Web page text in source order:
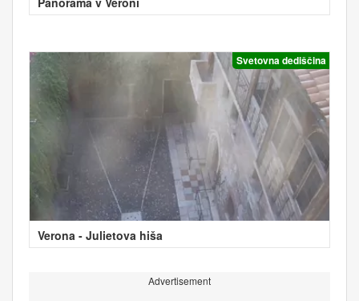
Svetovna dediščina
Verona - Julietova hiša
Advertisement